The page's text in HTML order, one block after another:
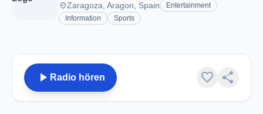
placeZaragoza, Aragon, Spain
Entertainment
Information
Sports
play_arrow Radio hören favorite share